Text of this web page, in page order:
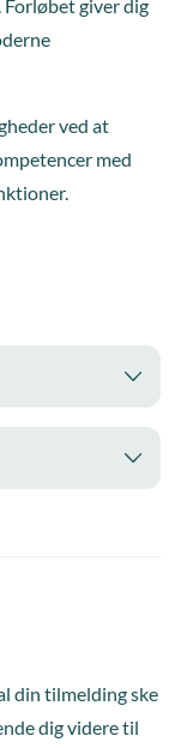
giver dig
ved at
med
din tilmelding ske
dig videre til